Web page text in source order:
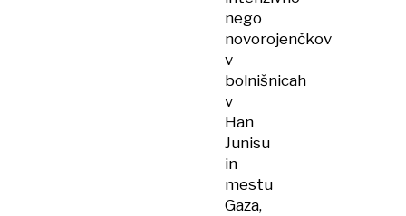
nego
novorojenčkov
v
bolnišnicah
v
Han
Junisu
in
mestu
Gaza,